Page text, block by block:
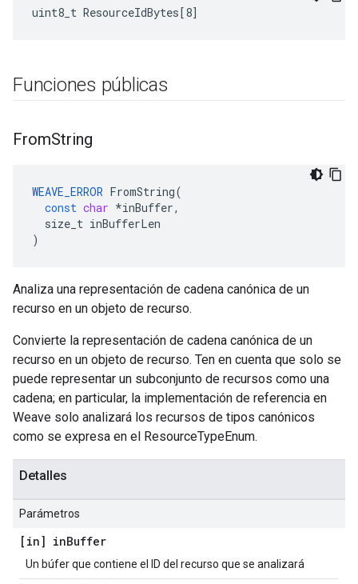
uint8_t ResourceIdBytes[8]
Funciones públicas
FromString
WEAVE_ERROR FromString(
const char *inBuffer,
size_t inBufferLen
)
Analiza una representación de cadena canónica de un
recurso en un objeto de recurso.
Convierte la representación de cadena canónica de un
recurso en un objeto de recurso. Ten en cuenta que solo se
puede representar un subconjunto de recursos como una
cadena; en particular, la implementación de referencia en
Weave solo analizará los recursos de tipos canónicos
como se expresa en el ResourceTypeEnum.
Detalles
Parámetros
[in] inBuffer
Un búfer que contiene el ID del recurso que se analizará